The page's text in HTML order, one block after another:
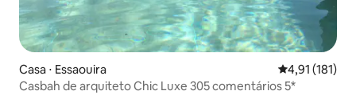
Casa ⋅ Essaouira 4,91 de uma
4,91 (181)
Casbah de arquiteto Chic Luxe 305 comentários 5*